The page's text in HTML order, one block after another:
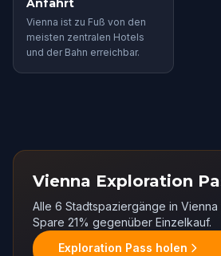
Anfahrt
Vienna ist zu Fuß von den
meisten zentralen Hotels
und der Bahn erreichbar.
Vienna Exploration
Alle 6 Stadtspaziergänge in
Spare 21% gegenüber Einzelkauf.
Exploration Pass holen